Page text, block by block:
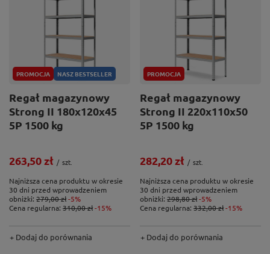
PROMOCJA NASZ BESTSELLER
Regał magazynowy
Strong II 180x120x45
5P 1500 kg
263,50 zł / szt.
Najniższa cena produktu w okresie
30 dni przed wprowadzeniem
obniżki: 279,00 zł-5%
Cena regularna: 310,00 zł-15%
+ Dodaj do porównania
PROMOCJA
Regał magazynowy
Strong II 220x110x50
5P 1500 kg
282,20 zł / szt.
Najniższa cena produktu w okresie
30 dni przed wprowadzeniem
obniżki: 298,80 zł-5%
Cena regularna: 332,00 zł-15%
+ Dodaj do porównania